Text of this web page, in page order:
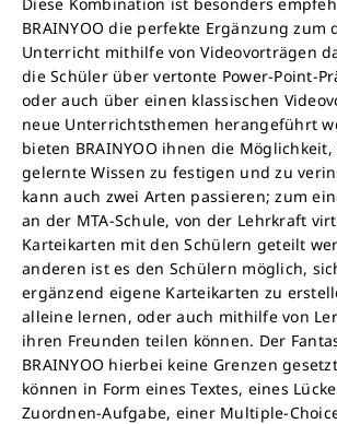
BRAINYOO die perfekte Ergänzung zum
Unterricht mithilfe von Videovorträgen
die Schüler über vertonte Power-Point-
oder auch über einen klassischen
neue Unterrichtsthemen herangeführt
bieten BRAINYOO ihnen die
gelernte Wissen zu festigen und zu
kann auch zwei Arten passieren; zum
an der MTA-Schule, von der Lehrkraft
Karteikarten mit den Schülern geteilt
anderen ist es den Schülern möglich,
ergänzend eigene Karteikarten zu
alleine lernen, oder auch mithilfe von
ihren Freunden teilen können. Der
BRAINYOO hierbei keine Grenzen
können in Form eines Textes, eines
Zuordnen-Aufgabe, einer Multiple-